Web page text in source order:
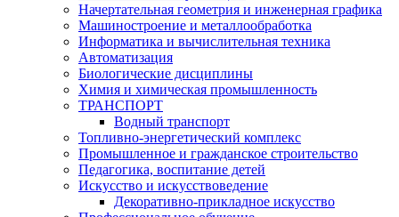
Начертательная геометрия и инженерная графика
Машиностроение и металлообработка
Информатика и вычислительная техника
Автоматизация
Биологические дисциплины
Химия и химическая промышленность
ТРАНСПОРТ
Водный транспорт
Топливно-энергетический комплекс
Промышленное и гражданское строительство
Педагогика, воспитание детей
Искусство и искусствоведение
Декоративно-прикладное искусство